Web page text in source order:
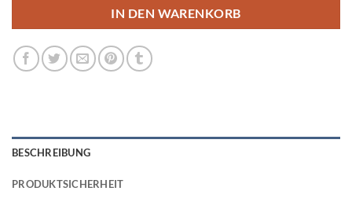
IN DEN WARENKORB
BESCHREIBUNG
PRODUKTSICHERHEIT